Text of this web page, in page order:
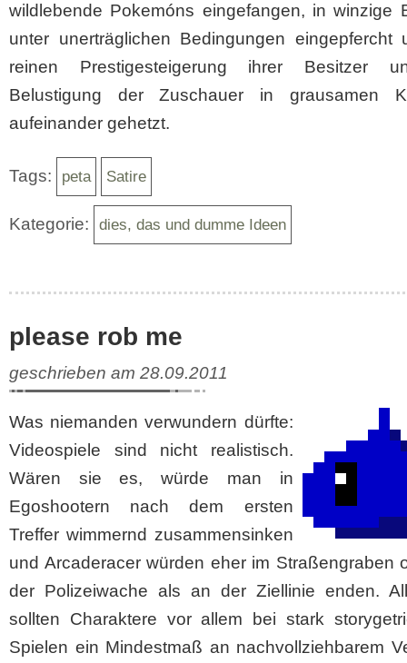
wildlebende Pokemóns eingefangen, in winzige
unter unerträglichen Bedingungen eingepfercht
reinen Prestigesteigerung ihrer Besitzer
Belustigung der Zuschauer in grausamen
aufeinander gehetzt.
Tags: peta Satire
Kategorie: dies, das und dumme Ideen
please rob me
geschrieben am 28.09.2011
Was niemanden verwundern dürfte:
Videospiele sind nicht realistisch.
Wären sie es, würde man in
Egoshootern nach dem ersten
Treffer wimmernd zusammensinken
und Arcaderacer würden eher im Straßengraben
der Polizeiwache als an der Ziellinie enden.
sollten Charaktere vor allem bei stark
Spielen ein Mindestmaß an nachvollziehbarem